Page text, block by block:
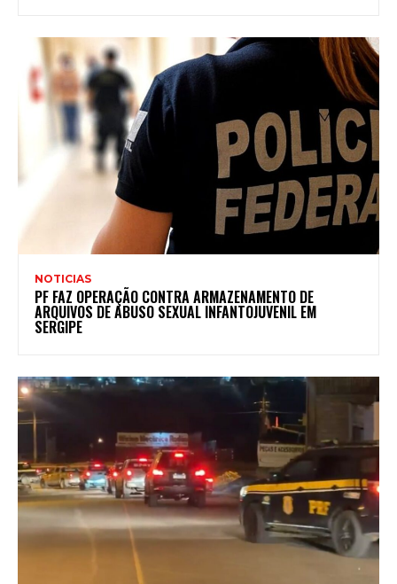
NOTICIAS
PF FAZ OPERAÇÃO CONTRA ARMAZENAMENTO DE
ARQUIVOS DE ABUSO SEXUAL INFANTOJUVENIL EM
SERGIPE